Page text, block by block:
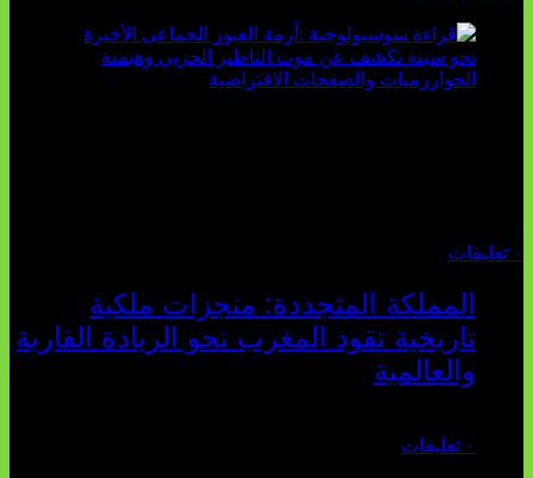
٠ تعليقات
المملكة المتجددة: منجزات ملكية
تاريخية تقود المغرب نحو الريادة القارية
والعالمية
٠ تعليقات